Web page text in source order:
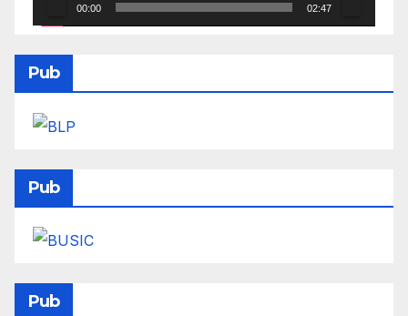
00:00 02:47
Pub
Pub
Pub